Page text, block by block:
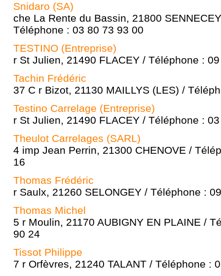
Snidaro (SA)
che La Rente du Bassin, 21800
Téléphone : 03 80 73 93 00
TESTINO (Entreprise)
r St Julien, 21490 FLACEY / Téléphone :
Tachin Frédéric
37 C r Bizot, 21130 MAILLYS (LES) /
Testino Carrelage (Entreprise)
r St Julien, 21490 FLACEY / Téléphone :
Theulot Carrelages (SARL)
4 imp Jean Perrin, 21300 CHENOVE /
16
Thomas Frédéric
r Saulx, 21260 SELONGEY / Téléphone :
Thomas Michel
5 r Moulin, 21170 AUBIGNY EN PLAINE /
90 24
Tissot Philippe
7 r Orfèvres, 21240 TALANT / Téléphone :